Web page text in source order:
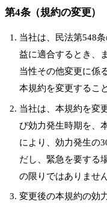
第4条（規約の変更）
当社は、民法第548
益に適合するとき、
当性その他変更に係
本規約を変更するこ
当社は、本規約を変
び効力発生時期を、
により、効力発生の
だし、緊急を要する
の限りではありません
変更後の本規約の効